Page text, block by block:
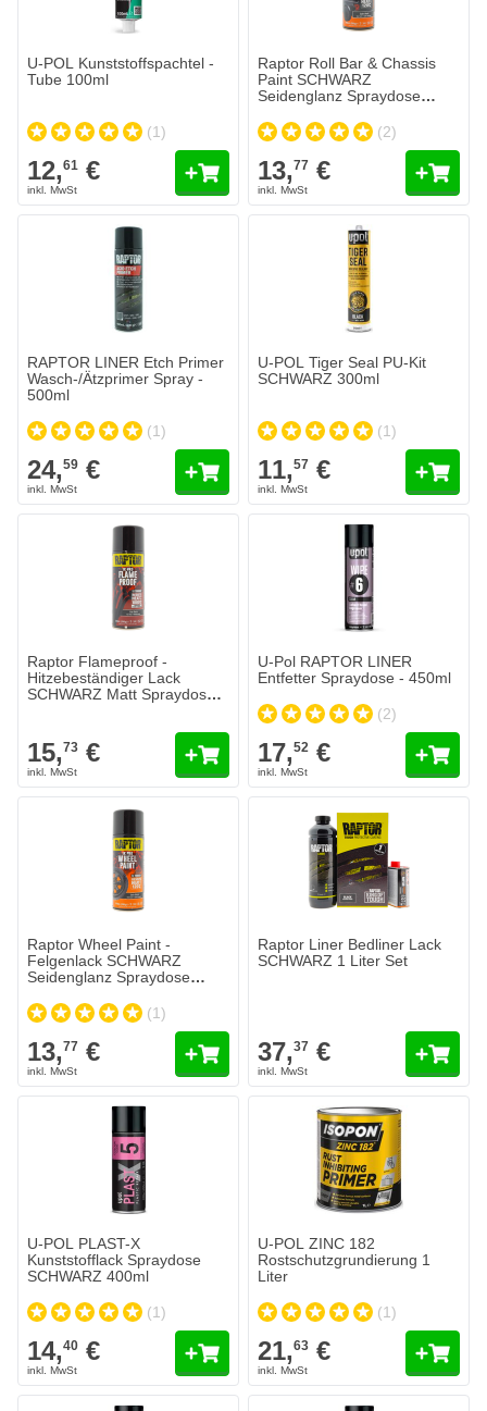
U-POL Kunststoffspachtel -
Tube 100ml
(1)
12,61 €
Raptor Roll Bar & Chassis
Paint SCHWARZ
Seidenglanz Spraydose
(2)
13,77 €
RAPTOR LINER Etch Primer
Wasch-/Ätzprimer Spray -
500ml
(1)
24,59 €
U-POL Tiger Seal PU-Kit
SCHWARZ 300ml
(1)
11,57 €
Raptor Flameproof -
Hitzebeständiger Lack
SCHWARZ Matt Spraydose
15,73 €
U-Pol RAPTOR LINER
Entfetter Spraydose - 450ml
(2)
17,52 €
Raptor Wheel Paint -
Felgenlack SCHWARZ
Seidenglanz Spraydose
(1)
13,77 €
Raptor Liner Bedliner Lack
SCHWARZ 1 Liter Set
37,37 €
U-POL PLAST-X
Kunststofflack Spraydose
SCHWARZ 400ml
(1)
14,40 €
U-POL ZINC 182
Rostschutzgrundierung 1
Liter
(1)
21,63 €